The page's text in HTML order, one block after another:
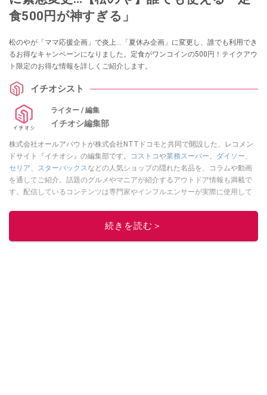
食500円が神すぎる」
松のやが「ママ応援企画」で炎上…「夏休み企画」に変更し、誰でも利用でき
るお得なキャンペーンになりました。定食がワンコインの500円！テイクアウ
ト限定のお得な情報を詳しくご紹介します。
イチオシスト
ライター / 編集
イチオシ編集部
株式会社オールアバウトが株式会社NTTドコモと共同で開設した、レコメン
ドサイト『イチオシ』の編集部です。
コストコや業務スーパー、 ダイソー、
セリア、 スターバックスなどの人気ショップの隠れた名品を、コラムや動画
を通してご紹介。話題のグルメやマニアが紹介するアウトドア情報も満載で
す。配信しているコンテンツは専門家やインフルエンサーが実際に使用して
ニュースでフォロー
続きを読む＞